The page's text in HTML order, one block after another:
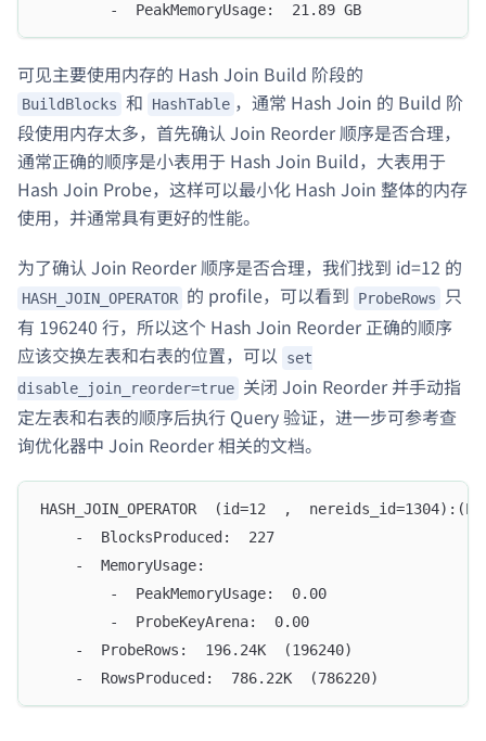
        -  PeakMemoryUsage:  21.89 GB
可见主要使用内存的 Hash Join Build 阶段的
BuildBlocks 和 HashTable ，通常 Hash Join 的 Build 阶
段使用内存太多，首先确认 Join Reorder 顺序是否合理，
通常正确的顺序是小表用于 Hash Join Build，大表用于
Hash Join Probe，这样可以最小化 Hash Join 整体的内存
使用，并通常具有更好的性能。
为了确认 Join Reorder 顺序是否合理，我们找到 id=12 的
HASH_JOIN_OPERATOR 的 profile，可以看到 ProbeRows
只
有 196240 行，所以这个 Hash Join Reorder 正确的顺序
应该交换左表和右表的位置，可以
set
disable_join_reorder=true 关闭 Join Reorder 并手动指
定左表和右表的顺序后执行 Query 验证，进一步可参考查
询优化器中 Join Reorder 相关的文档。
HASH_JOIN_OPERATOR  (id=12  ,
    -  BlocksProduced:  227
    -  MemoryUsage:
        -  PeakMemoryUsage:  0.00
        -  ProbeKeyArena:  0.00
    -  ProbeRows:  196.24K  (196240)
    -  RowsProduced:  786.22K  (786220)